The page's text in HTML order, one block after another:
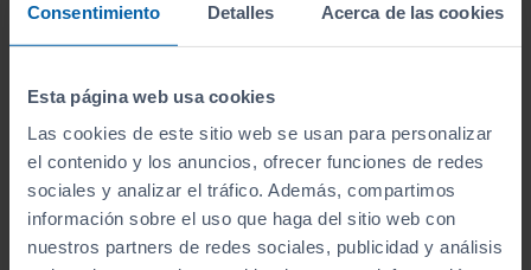
Consentimiento Detalles Acerca de las cookies
Esta página web usa cookies
Las cookies de este sitio web se usan para personalizar
el contenido y los anuncios, ofrecer funciones de redes
sociales y analizar el tráfico. Además, compartimos
información sobre el uso que haga del sitio web con
nuestros partners de redes sociales, publicidad y análisis